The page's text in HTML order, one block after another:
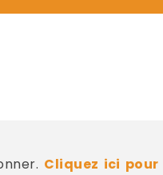
Cliquez ici pour